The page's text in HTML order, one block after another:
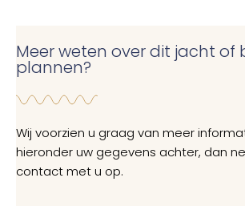
Meer weten over dit jacht of
plannen?
Wij voorzien u graag van meer
hieronder uw gegevens achter, dan
contact met u op.